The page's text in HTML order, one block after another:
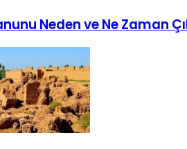
Neden ve Ne Zaman